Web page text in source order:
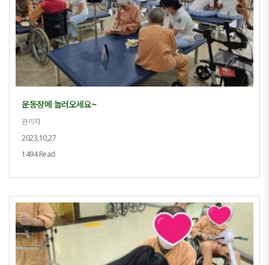
운동장에 놀러오세요~
관리자
2023,10,27
1494 Read